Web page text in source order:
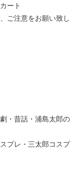
ート
ご注意をお願い致し
・昔話・浦島太郎の
プレ・三太郎コスプ